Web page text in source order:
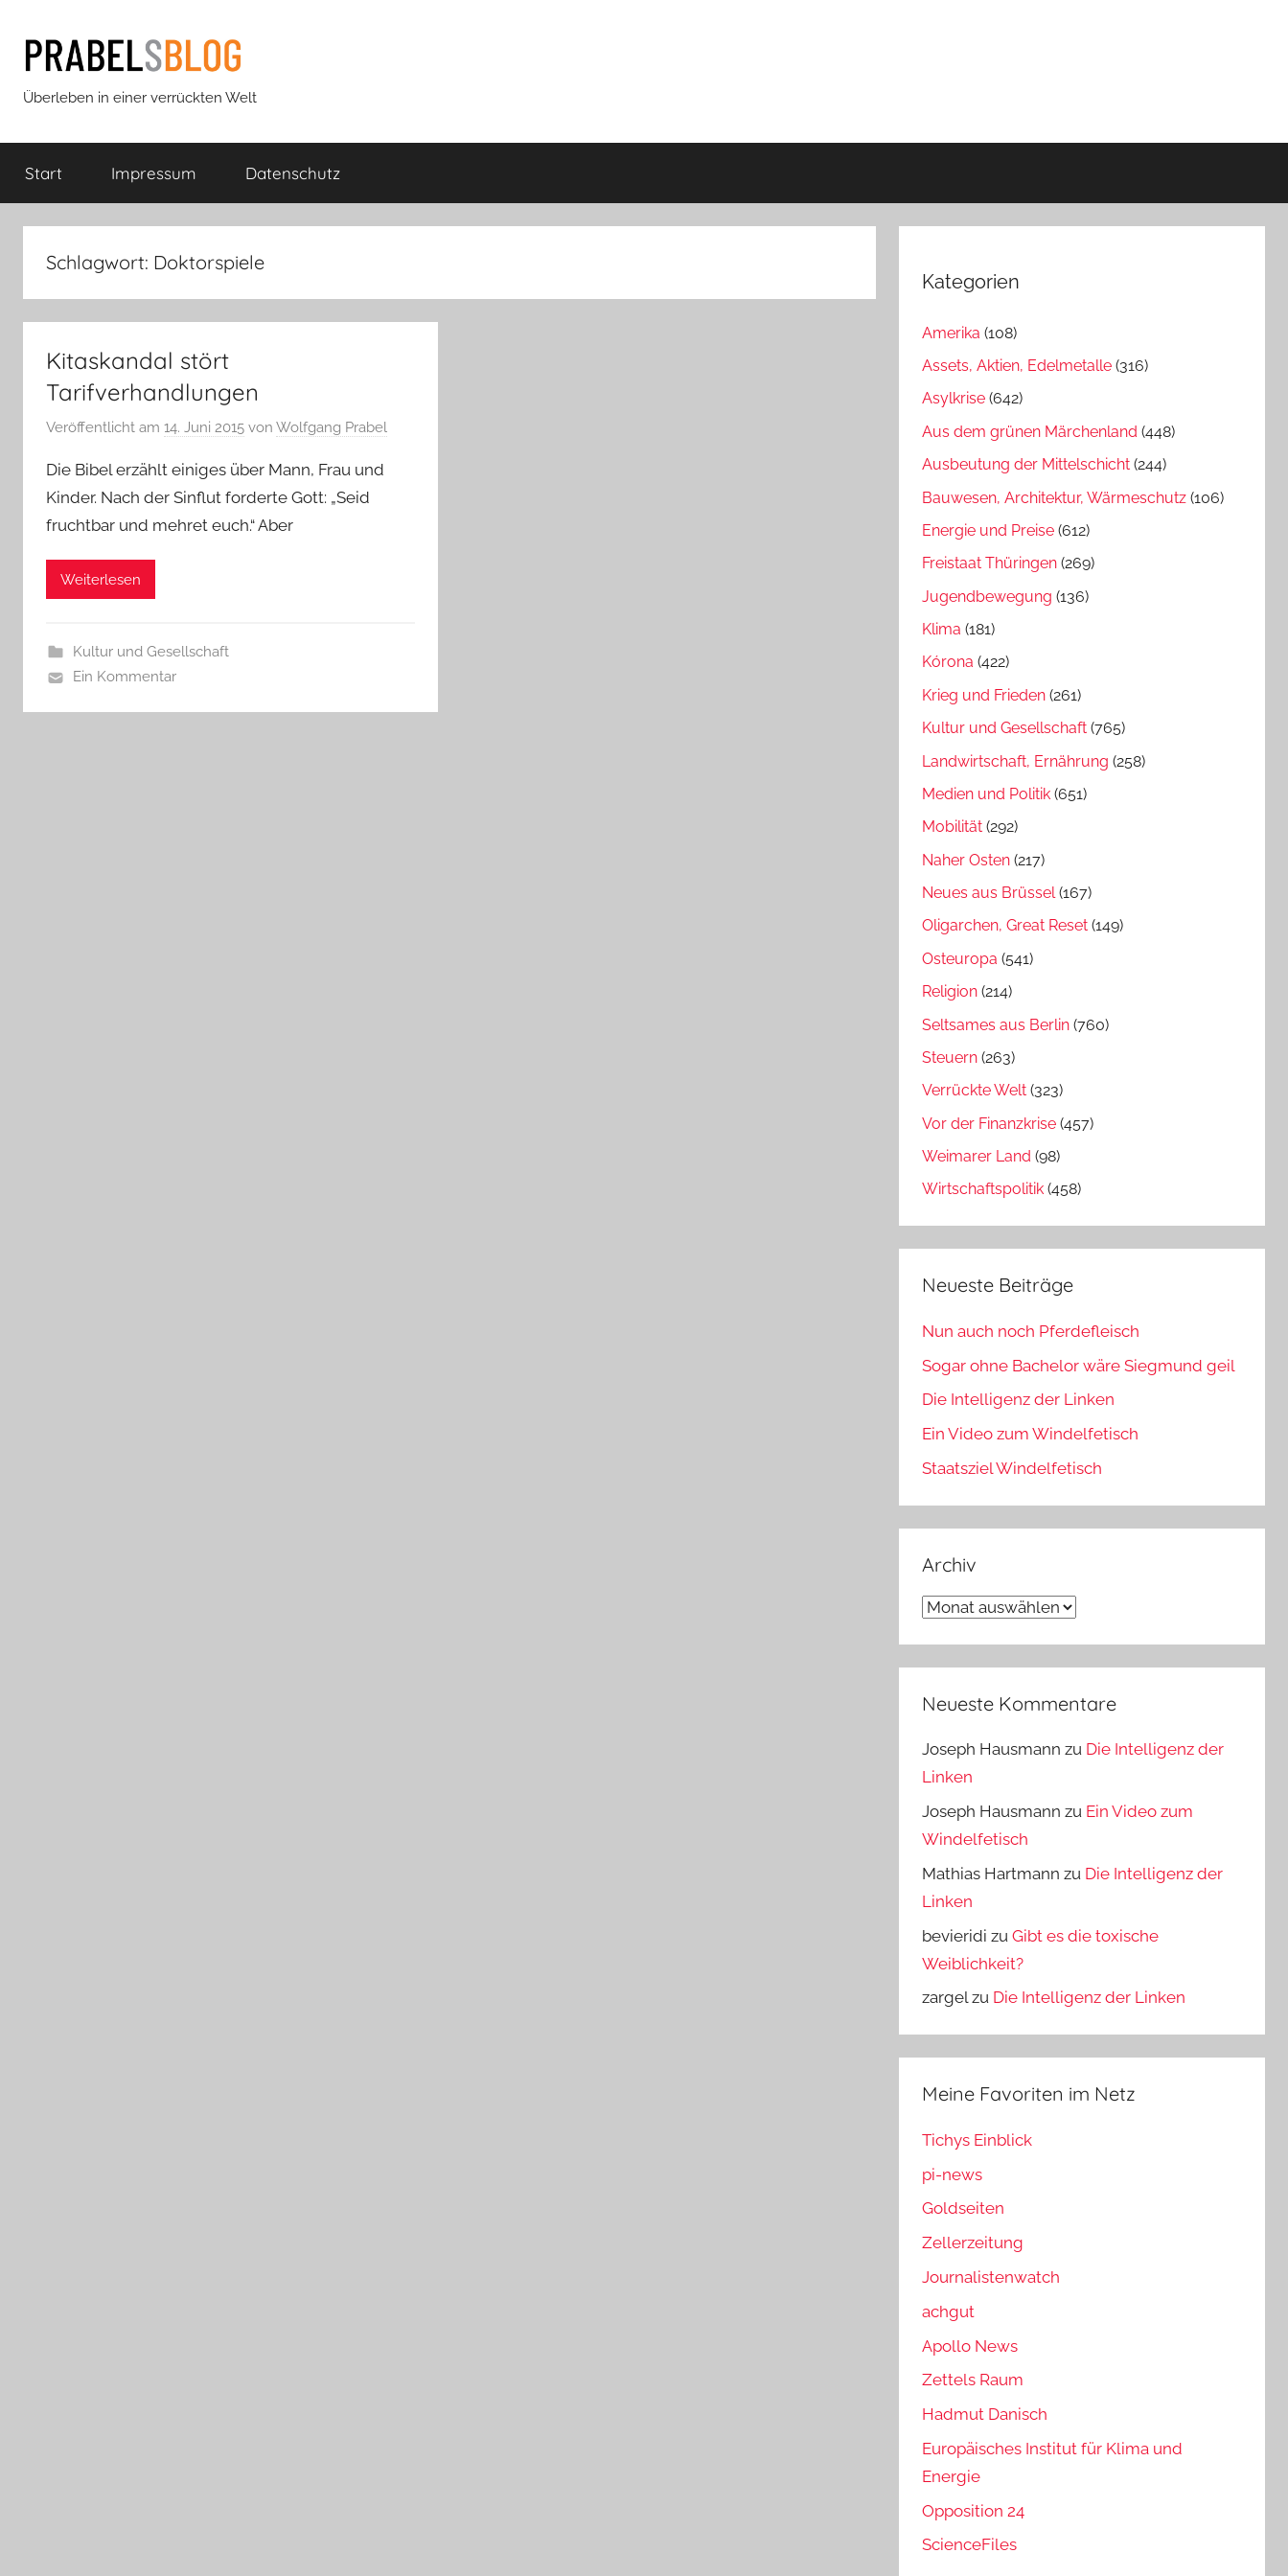
Inhalt
springen
Prabels
Blog
Überleben in einer verrückten Welt
Start Impressum Datenschutz
Schlagwort: Doktorspiele
Kitaskandal stört
Tarifverhandlungen
Veröffentlicht am 14. Juni 2015 von Wolfgang Prabel
Die Bibel erzählt einiges über Mann, Frau und
Kinder. Nach der Sinflut forderte Gott: „Seid
fruchtbar und mehret euch.“ Aber
Weiterlesen
Kultur und Gesellschaft
Ein Kommentar
Kategorien
Amerika (108)
Assets, Aktien, Edelmetalle (316)
Asylkrise (642)
Aus dem grünen Märchenland (448)
Ausbeutung der Mittelschicht (244)
Bauwesen, Architektur, Wärmeschutz (106)
Energie und Preise (612)
Freistaat Thüringen (269)
Jugendbewegung (136)
Klima (181)
Kórona (422)
Krieg und Frieden (261)
Kultur und Gesellschaft (765)
Landwirtschaft, Ernährung (258)
Medien und Politik (651)
Mobilität (292)
Naher Osten (217)
Neues aus Brüssel(167)
Oligarchen, Great Reset (149)
Osteuropa (541)
Religion (214)
Seltsames aus Berlin (760)
Steuern (263)
Verrückte Welt (323)
Vor der Finanzkrise (457)
Weimarer Land (98)
Wirtschaftspolitik (458)
Neueste Beiträge
Nun auch noch Pferdefleisch
Sogar ohne Bachelor wäre Siegmund geil
Die Intelligenz der Linken
Ein Video zum Windelfetisch
Staatsziel Windelfetisch
Archiv
Archiv
Neueste Kommentare
Joseph Hausmann zu Die Intelligenz der
Linken
Joseph Hausmann zu Ein Video zum
Windelfetisch
Mathias Hartmann zu Die Intelligenz der
Linken
bevieridi zuGibt es die toxische
Weiblichkeit?
zargelzu Die Intelligenz der Linken
Meine Favoriten im Netz
Tichys Einblick
pi-news
Goldseiten
Zellerzeitung
Journalistenwatch
achgut
Apollo News
Zettels Raum
Hadmut Danisch
Europäisches Institut für Klima und
Energie
Opposition 24
ScienceFiles